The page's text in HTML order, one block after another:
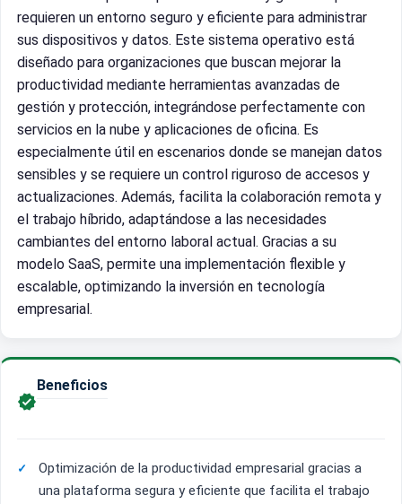
requieren un entorno seguro y eficiente para administrar
sus dispositivos y datos. Este sistema operativo está
diseñado para organizaciones que buscan mejorar la
productividad mediante herramientas avanzadas de
gestión y protección, integrándose perfectamente con
servicios en la nube y aplicaciones de oficina. Es
especialmente útil en escenarios donde se manejan datos
sensibles y se requiere un control riguroso de accesos y
actualizaciones. Además, facilita la colaboración remota y
el trabajo híbrido, adaptándose a las necesidades
cambiantes del entorno laboral actual. Gracias a su
modelo SaaS, permite una implementación flexible y
escalable, optimizando la inversión en tecnología
empresarial.

Beneficios
Optimización de la productividad empresarial gracias a
una plataforma segura y eficiente que facilita el trabajo